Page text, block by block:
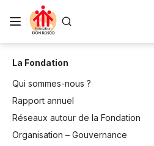
La Fondation
Qui sommes-nous ?
Rapport annuel
Réseaux autour de la Fondation
Organisation – Gouvernance